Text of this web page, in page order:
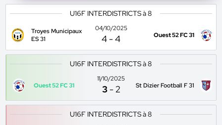
U16F INTERDISTRICTS à 8
Troyes Municipaux
ES 31
04/10/2025
4 -4 Ouest 52 FC 31
U16F INTERDISTRICTS à 8
Ouest 52 FC 31
11/10/2025
3 -2 St Dizier Football F 31
U16F INTERDISTRICTS à 8